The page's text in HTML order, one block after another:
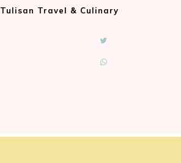
Tulisan Travel & Culinary